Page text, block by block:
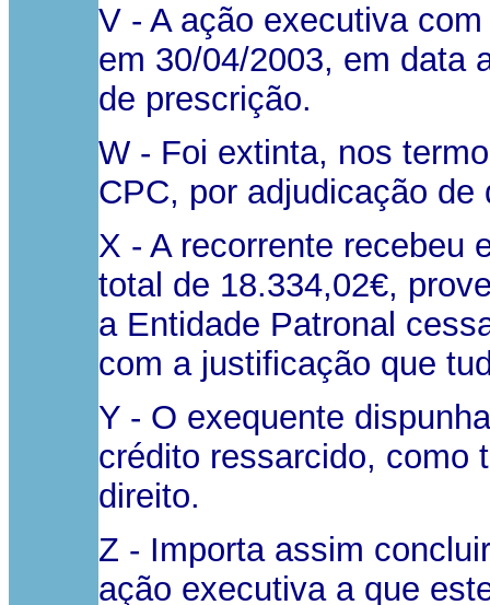
V - A ação executiva
em 30/04/2003, em data
de prescrição.
W - Foi extinta, nos
CPC, por adjudicação
X - A recorrente recebeu
total de 18.334,02€,
a Entidade Patronal
com a justificação que
Y - O exequente
crédito ressarcido, como
direito.
Z - Importa assim
ação executiva a que